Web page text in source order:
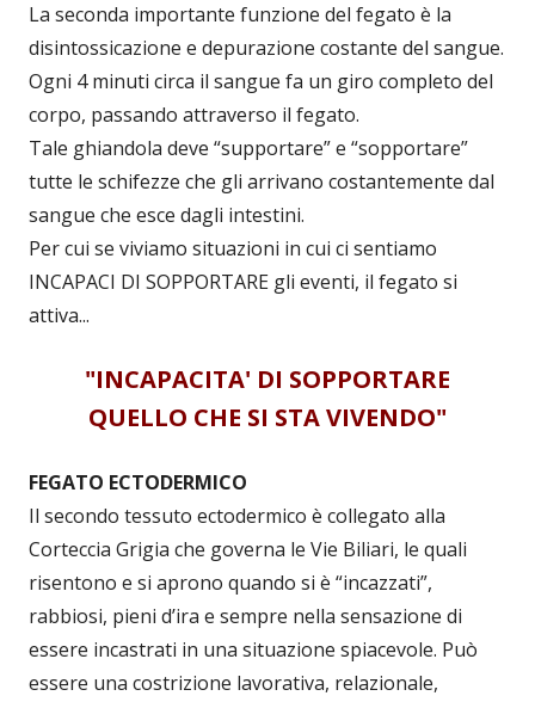
La seconda importante funzione del fegato è la
disintossicazione e depurazione costante del sangue.
Ogni 4 minuti circa il sangue fa un giro completo del
corpo, passando attraverso il fegato.
Tale ghiandola deve “supportare” e “sopportare”
tutte le schifezze che gli arrivano costantemente dal
sangue che esce dagli intestini.
Per cui se viviamo situazioni in cui ci sentiamo
INCAPACI DI SOPPORTARE gli eventi, il fegato si
attiva...
"INCAPACITA' DI SOPPORTARE
QUELLO CHE SI STA VIVENDO"
FEGATO ECTODERMICO
Il secondo tessuto ectodermico è collegato alla
Corteccia Grigia che governa le Vie Biliari, le quali
risentono e si aprono quando si è “incazzati”,
rabbiosi, pieni d’ira e sempre nella sensazione di
essere incastrati in una situazione spiacevole. Può
essere una costrizione lavorativa, relazionale,